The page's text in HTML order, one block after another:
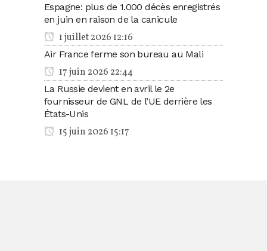
Espagne: plus de 1.000 décès enregistrés
en juin en raison de la canicule
1 juillet 2026 12:16
Air France ferme son bureau au Mali
17 juin 2026 22:44
La Russie devient en avril le 2e
fournisseur de GNL de l’UE derrière les
États-Unis
15 juin 2026 15:17